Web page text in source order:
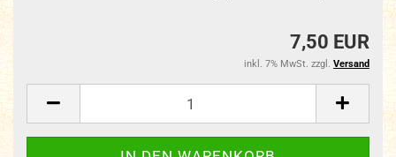
7,50 EUR
inkl. 7% MwSt. zzgl. Versand